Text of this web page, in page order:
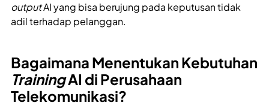
outputAI yang bisa berujung pada keputusan tidak
adil terhadap pelanggan.
Bagaimana Menentukan Kebutuhan
TrainingAI di Perusahaan
Telekomunikasi?